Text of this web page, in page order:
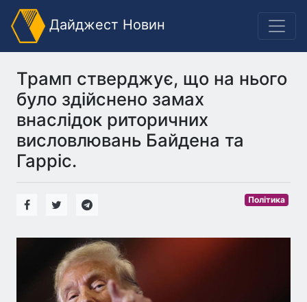
Дайджест Новин
Трамп стверджує, що на нього
було здійснено замах
внаслідок риторичних
висловлювань Байдена та
Гарріс.
Політика